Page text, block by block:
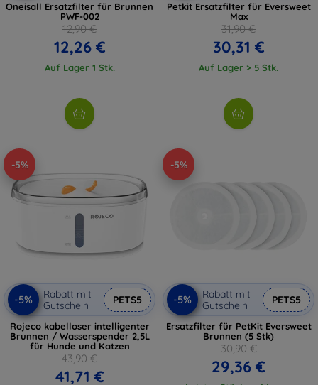
Oneisall Ersatzfilter für Brunnen
PWF-002
12,90 €
12,26 €
Auf Lager 1 Stk.
Petkit Ersatzfilter für Eversweet
Max
31,90 €
30,31 €
Auf Lager > 5 Stk.
-5%
-5%
Rabatt mit
Gutschein
PETS5
Rojeco kabelloser intelligenter
Brunnen / Wasserspender 2,5L
für Hunde und Katzen
43,90 €
41,71 €
-5%
-5%
Rabatt mit
Gutschein
PETS5
Ersatzfilter für PetKit Eversweet
Brunnen (5 Stk)
30,90 €
29,36 €